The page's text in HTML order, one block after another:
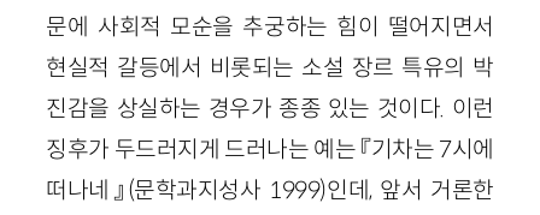
문에 사회적 모순을 추궁하는 힘이 떨어지면서
현실적 갈등에서 비롯되는 소설 장르 특유의 박
진감을 상실하는 경우가 종종 있는 것이다. 이런
징후가 두드러지게 드러나는 예는 『기차는 7시에
떠나네』(문학과지성사 1999)인데, 앞서 거론한